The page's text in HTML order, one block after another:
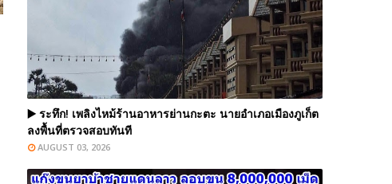
▶️ ระทึก! เพลิงไหม้ร้านอาหารย่านกะตะ นายอำเภอเมืองภูเก็ต
ลงพื้นที่ตรวจสอบทันที
AUGUST 03, 2026